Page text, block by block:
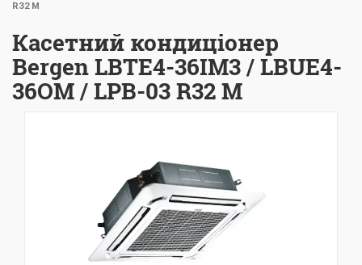
R32 M
Касетний кондиціонер
Bergen LBTE4-36IM3 / LBUE4-
36OM / LPB-03 R32 M